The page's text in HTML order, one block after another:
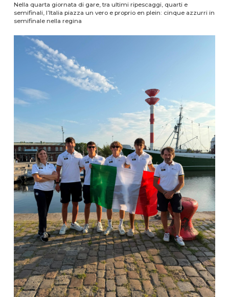
Nella quarta giornata di gare, tra ultimi ripescaggi, quarti e
semifinali, l’Italia piazza un vero e proprio en plein: cinque azzurri in
semifinale nella regina